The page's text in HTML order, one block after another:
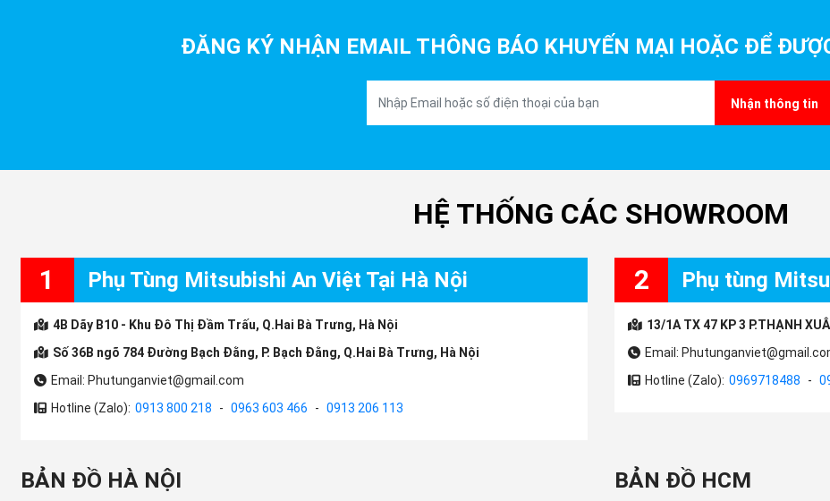
ĐĂNG KÝ NHẬN EMAIL THÔNG BÁO KHUYẾN MẠI HOẶC ĐỂ
Nhận thông tin
HỆ THỐNG CÁC SHOWROOM
1 Phụ Tùng Mitsubishi An Việt Tại Hà Nội
4B Dãy B10 - Khu Đô Thị Đầm Trấu, Q.Hai Bà Trưng, Hà Nội
Số 36B ngõ 784 Đường Bạch Đằng, P. Bạch Đằng, Q.Hai Bà Trưng, Hà Nội
Email: Phutunganviet@gmail.com
Hotline (Zalo): 0913 800 218 - 0963 603 466 - 0913 206 113
2 Phụ tùng
13/1A TX 47 KP 3 P.THẠNH
Email:
Hotline (Zalo): 0969718488 -
BẢN ĐỒ HÀ NỘI BẢN ĐỒ HCM